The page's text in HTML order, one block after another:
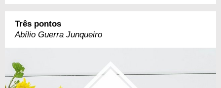
Três pontos
Abílio Guerra Junqueiro